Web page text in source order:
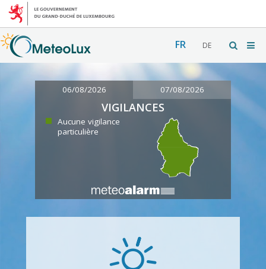
FR DE
06/08/2026 07/08/2026
VIGILANCES
Aucune vigilance
particulière